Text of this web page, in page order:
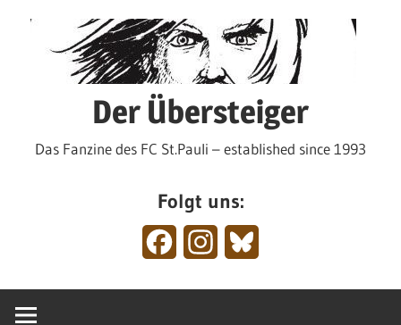
Der Übersteiger
Das Fanzine des FC St.Pauli – established since 1993
Folgt uns:
FacebookInstagram